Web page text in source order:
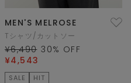
MEN'S MELROSE
Tシャツ/カットソー
¥6,490 30% OFF
¥4,543
SALE HIT